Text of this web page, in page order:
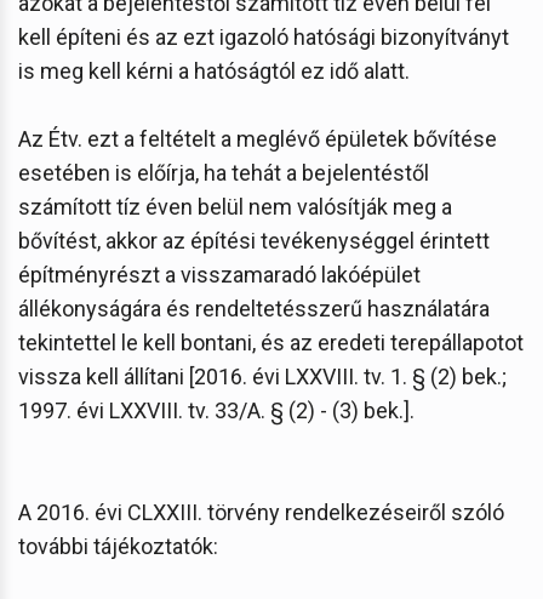
kell építeni és az ezt igazoló hatósági bizonyítványt
is meg kell kérni a hatóságtól ez idő alatt.
Az Étv. ezt a feltételt a meglévő épületek bővítése
esetében is előírja, ha tehát a bejelentéstől
számított tíz éven belül nem valósítják meg a
bővítést, akkor az építési tevékenységgel érintett
építményrészt a visszamaradó lakóépület
állékonyságára és rendeltetésszerű használatára
tekintettel le kell bontani, és az eredeti terepállapotot
vissza kell állítani [2016. évi LXXVIII. tv. 1. § (2) bek.;
1997. évi LXXVIII. tv. 33/A. § (2) - (3) bek.].
A 2016. évi CLXXIII. törvény rendelkezéseiről szóló
további tájékoztatók: